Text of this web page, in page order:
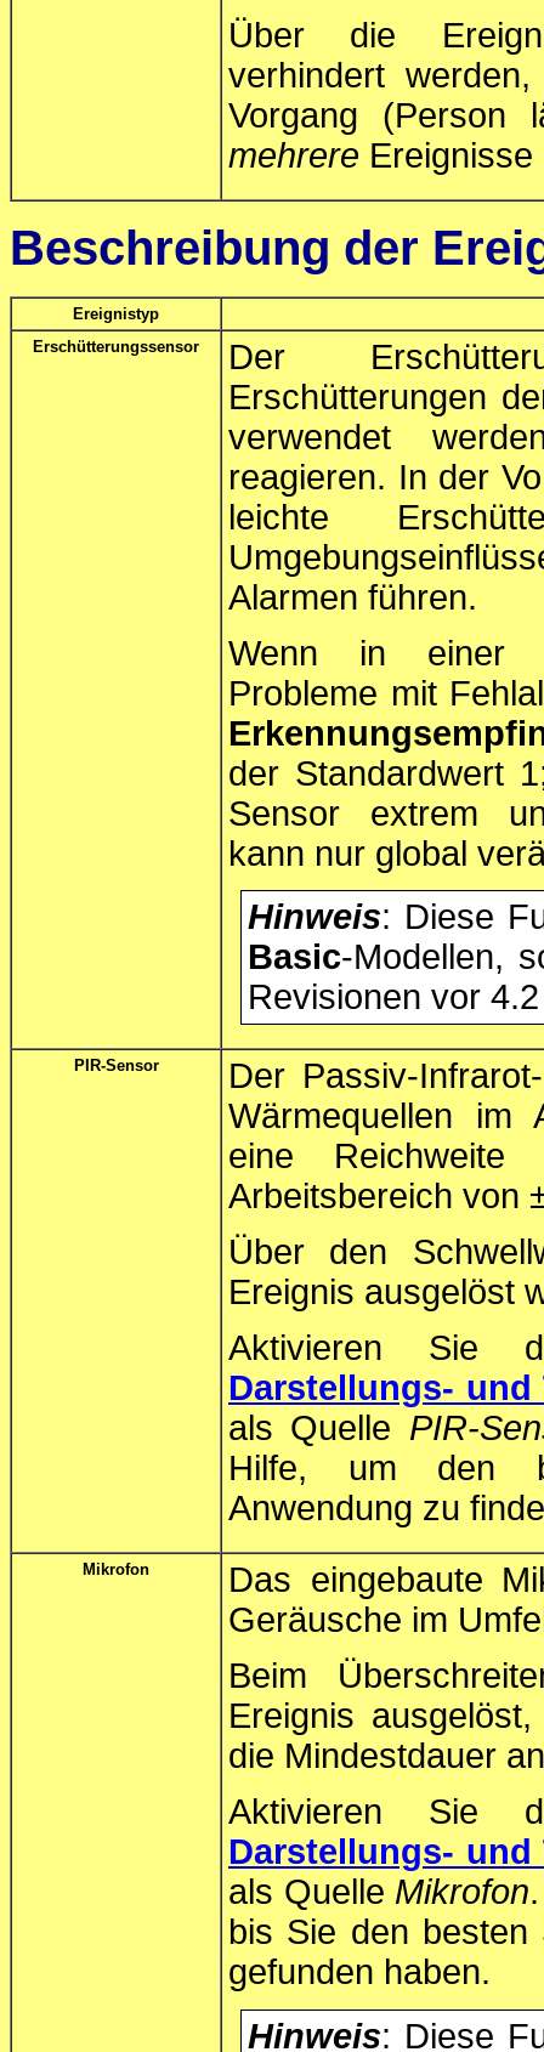
Über die
verhindert
Vorgang (Person
mehrere
Beschreibung der
Ereignistyp
Erschütterungssensor
Der
Erschütterungen
verwendet
reagieren. In der
leichte
Alarmen führen.
Wenn in einer
Probleme mit
der Standardwert
Sensor extrem
kann nur global
Hinweis: Diese
Basic-Modellen,
Revisionen vor
PIR-Sensor
Der Passiv-
Wärmequellen im
eine
Arbeitsbereich von
Über den
Ereignis ausgelöst
Aktivieren Sie
Darstellungs-
als Quelle PIR-
Hilfe, um den
Anwendung zu
Mikrofon
Das eingebaute
Geräusche im
Beim
Ereignis
die Mindestdauer
Aktivieren Sie
Darstellungs-
als Quelle Mikrofon
bis Sie den besten
gefunden haben.
Hinweis: Diese